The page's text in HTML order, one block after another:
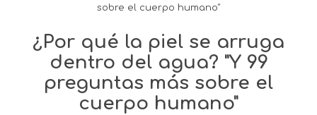
sobre el cuerpo humano"
¿Por qué la piel se arruga
dentro del agua? "Y 99
preguntas más sobre el
cuerpo humano"